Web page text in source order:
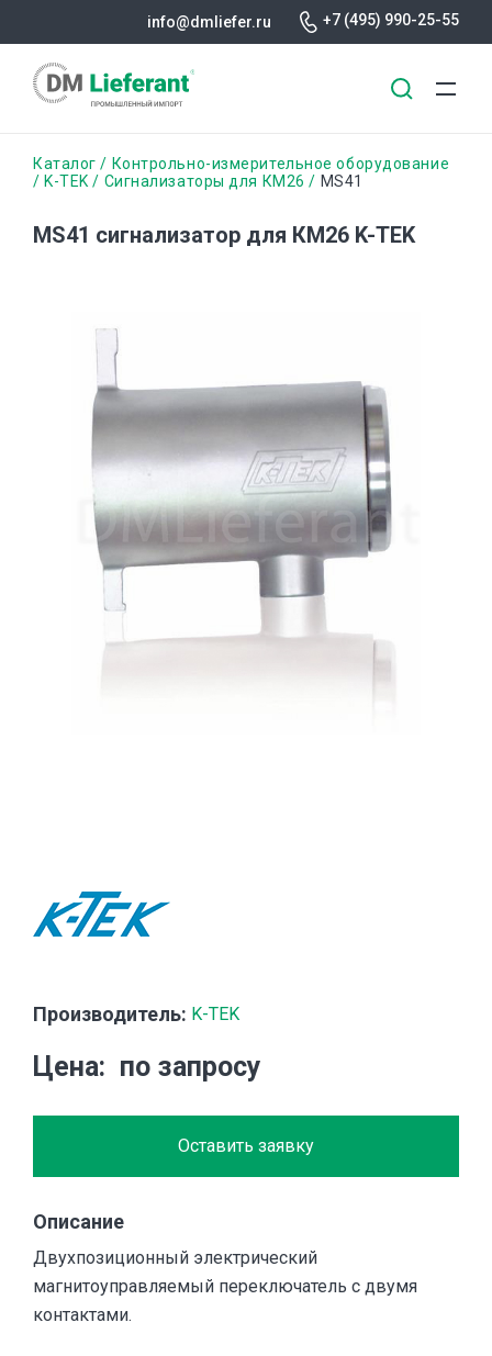
содержанию
info@dmliefer.ru +7 (495) 990-25-55
Строка
Каталог
Контрольно-измерительное оборудование
K-TEK
Сигнализаторы для КМ26 MS41
MS41 сигнализатор для КМ26 K-TEK
Производитель: K-TEK
Цена по запросу
Оставить заявку
Описание
Двухпозиционный электрический
магнитоуправляемый переключатель с двумя
контактами.